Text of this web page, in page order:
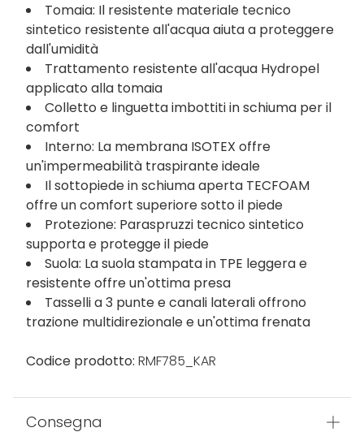
Tomaia: Il resistente materiale tecnico
sintetico resistente all'acqua aiuta a proteggere
dall'umidità
Trattamento resistente all'acqua Hydropel
applicato alla tomaia
Colletto e linguetta imbottiti in schiuma per il
comfort
Interno: La membrana ISOTEX offre
un'impermeabilità traspirante ideale
Il sottopiede in schiuma aperta TECFOAM
offre un comfort superiore sotto il piede
Protezione: Paraspruzzi tecnico sintetico
supporta e protegge il piede
Suola: La suola stampata in TPE leggera e
resistente offre un'ottima presa
Tasselli a 3 punte e canali laterali offrono
trazione multidirezionale e un'ottima frenata
Codice prodotto: RMF785_KAR
Consegna